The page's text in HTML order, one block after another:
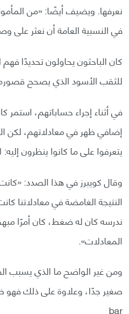
نعرفها. ويضيف أيضًا: «من
في النسبية العامة أن نعثر على
كان الباحثون يحاولون تحديدًا
للثقب الأسود الذي يصحح قصوره
في أثناء إجراء حساباتهم،
إضافي ظهر في معادلاتهم،
يتعرفوا على ما كانوا ينظرون
وقال كويبرز في هذا الصدد:
النتيجة الغامضة في معادلاتنا
ندرسه كان له ضغط، كان أمرًا
المعادلات».
ومن غير الواضح ما الذي يسبب
bar